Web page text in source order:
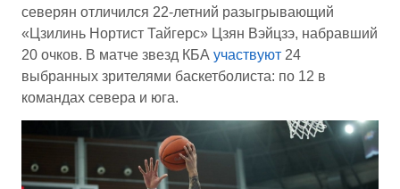
северян отличился 22-летний разыгрывающий
«Цзилинь Нортист Тайгерс» Цзян Вэйцзэ, набравший
20 очков. В матче звезд КБА участвуют 24
выбранных зрителями баскетболиста: по 12 в
командах севера и юга.